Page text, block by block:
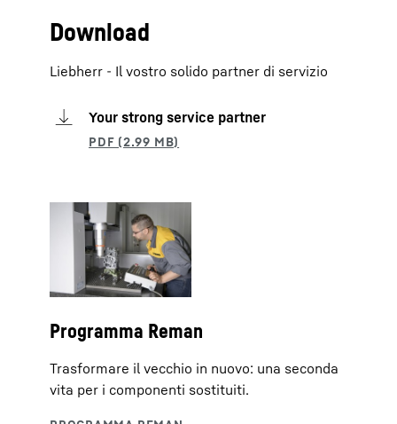
Download
Liebherr - Il vostro solido partner di servizio
Your strong service partner
Programma Reman
Trasformare il vecchio in nuovo: una seconda
vita per i componenti sostituiti.